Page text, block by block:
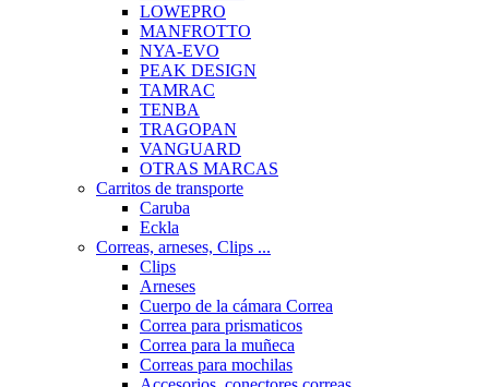
LOWEPRO
MANFROTTO
NYA-EVO
PEAK DESIGN
TAMRAC
TENBA
TRAGOPAN
VANGUARD
OTRAS MARCAS
Carritos de transporte
Caruba
Eckla
Correas, arneses, Clips ...
Clips
Arneses
Cuerpo de la cámara Correa
Correa para prismaticos
Correa para la muñeca
Correas para mochilas